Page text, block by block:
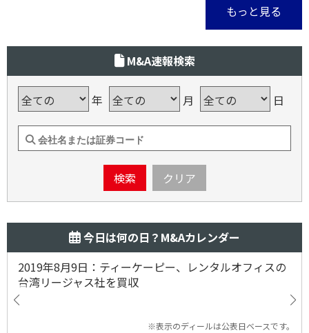
もっと見る
M&A速報検索
年 月 日
検索 クリア
今日は何の日？M&Aカレンダー
2019年8月9日：ティーケーピー、レンタルオフィスの
台湾リージャス社を買収
※表示のディールは公表日ベースです。